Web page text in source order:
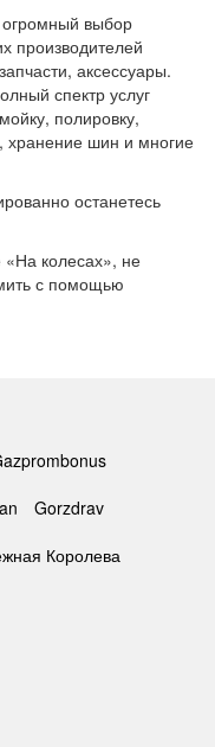
огромный выбор
производителей
аксессуары.
спектр услуг
полировку,
хранение шин и многие
останетесь
колесах», не
с помощью
Gorzdrav
Королева